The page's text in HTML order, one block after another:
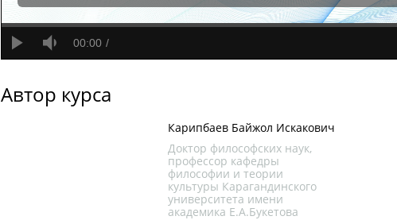
00:00
Автор курса
Карипбаев Байжол Искакович
Доктор философских наук,
профессор кафедры
философии и теории
культуры Карагандинского
университета имени
академика Е.А.Букетова